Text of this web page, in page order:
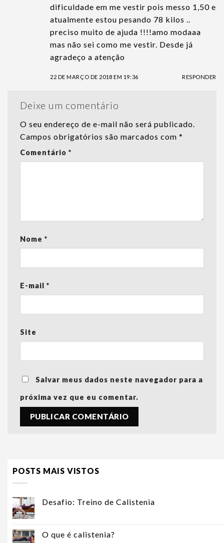
dificuldade em me vestir pois messo 1,50 e
atualmente estou pesando 78 kilos ..
preciso muito de ajuda !!!!amo modaaa
mas não sei como me vestir. Desde já
agradeço a atenção
22 DE MARÇO DE 2018 EM 19:36 RESPONDER
Deixe um comentário
O seu endereço de e-mail não será publicado.
Campos obrigatórios são marcados com *
Comentário *
Nome *
E-mail *
Site
Salvar meus dados neste navegador para a
próxima vez que eu comentar.
POSTS MAIS VISTOS
Desafio: Treino de Calistenia
O que é calistenia?